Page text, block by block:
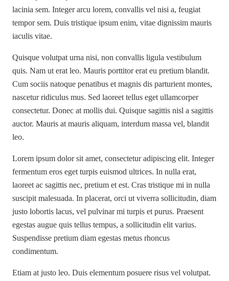
lacinia sem. Integer arcu lorem, convallis vel nisi a, feugiat
tempor sem. Duis tristique ipsum enim, vitae dignissim mauris
iaculis vitae.
Quisque volutpat urna nisi, non convallis ligula vestibulum
quis. Nam ut erat leo. Mauris porttitor erat eu pretium blandit.
Cum sociis natoque penatibus et magnis dis parturient montes,
nascetur ridiculus mus. Sed laoreet tellus eget ullamcorper
consectetur. Donec at mollis dui. Quisque sagittis nisl a sagittis
auctor. Mauris at mauris aliquam, interdum massa vel, blandit
leo.
Lorem ipsum dolor sit amet, consectetur adipiscing elit. Integer
fermentum eros eget turpis euismod ultrices. In nulla erat,
laoreet ac sagittis nec, pretium et est. Cras tristique mi in nulla
suscipit malesuada. In placerat, orci ut viverra sollicitudin, diam
justo lobortis lacus, vel pulvinar mi turpis et purus. Praesent
egestas augue quis tellus tempus, a sollicitudin elit varius.
Suspendisse pretium diam egestas metus rhoncus
condimentum.
Etiam at justo leo. Duis elementum posuere risus vel volutpat.